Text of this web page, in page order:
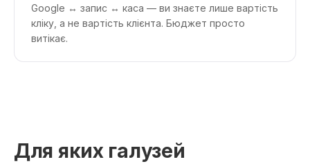
Google ↔ запис ↔ каса — ви знаєте лише вартість
кліку, а не вартість клієнта. Бюджет просто
витікає.
Для яких галузей